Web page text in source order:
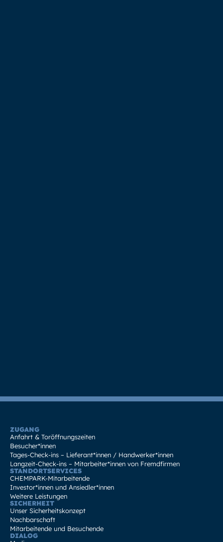
ZUGANG
Anfahrt & Toröffnungszeiten
Besucher*innen
Tages-Check-ins – Lieferant*innen / Handwerker*innen
Langzeit-Check-ins – Mitarbeiter*innen von Fremdfirmen
STANDORTSERVICES
CHEMPARK-Mitarbeitende
Investor*innen und Ansiedler*innen
Weitere Leistungen
SICHERHEIT
Unser Sicherheitskonzept
Nachbarschaft
Mitarbeitende und Besuchende
DIALOG